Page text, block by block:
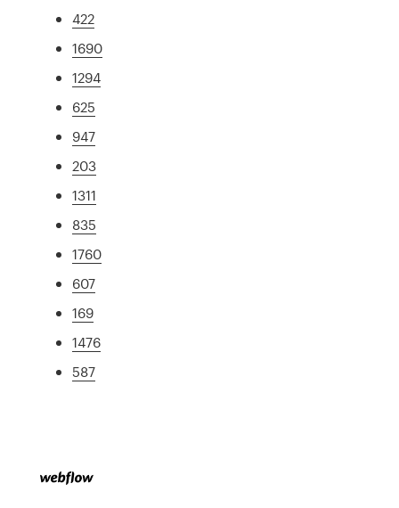
422
1690
1294
625
947
203
1311
835
1760
607
169
1476
587